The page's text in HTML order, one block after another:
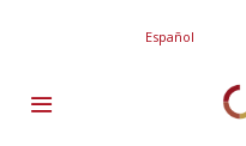
Español